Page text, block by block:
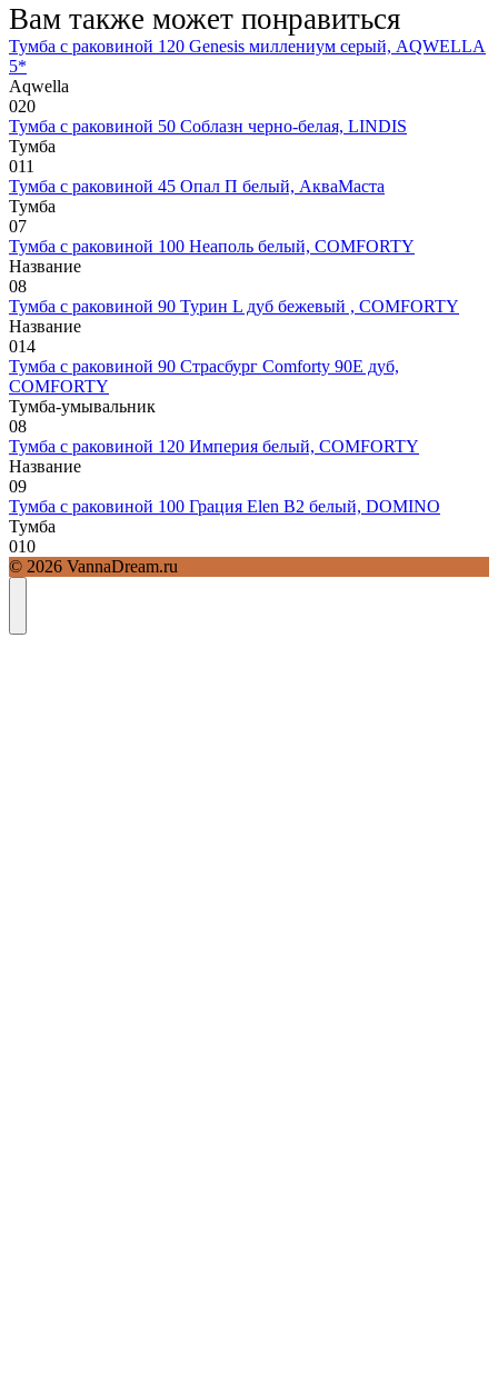
Вам также может понравиться
Тумба с раковиной 120 Genesis миллениум серый, AQWELLA
5*
Aqwella
020
Тумба с раковиной 50 Соблазн черно-белая, LINDIS
Тумба
011
Тумба с раковиной 45 Опал П белый, АкваМаста
Тумба
07
Тумба с раковиной 100 Неаполь белый, COMFORTY
Название
08
Тумба с раковиной 90 Турин L дуб бежевый , COMFORTY
Название
014
Тумба с раковиной 90 Страсбург Comforty 90E дуб,
COMFORTY
Тумба-умывальник
08
Тумба с раковиной 120 Империя белый, COMFORTY
Название
09
Тумба с раковиной 100 Грация Elen В2 белый, DOMINO
Тумба
010
© 2026 VannaDream.ru